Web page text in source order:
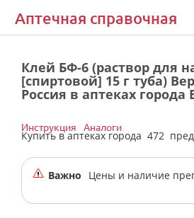
Аптечная справочная
Клей БФ-6 (раствор для
[спиртовой] 15 г туба)
Россия в аптеках города
Купить в аптеках города 472
Инструкция Аналоги
Важно Цены и наличие